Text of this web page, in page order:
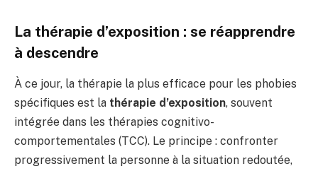
La thérapie d’exposition : se réapprendre
à descendre
À ce jour, la thérapie la plus efficace pour les phobies
spécifiques est la thérapie d’exposition, souvent
intégrée dans les thérapies cognitivo-
comportementales (TCC). Le principe : confronter
progressivement la personne à la situation redoutée,